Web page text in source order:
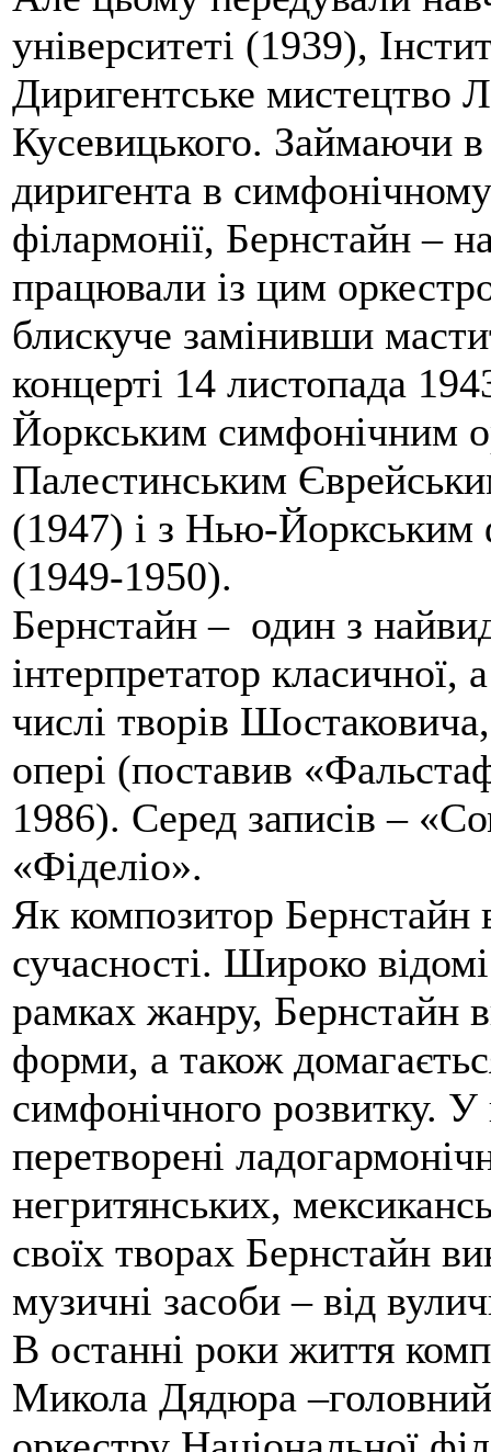
університеті (1939),
Диригентське мистецтво
Кусевицького. Займаючи
диригента в
філармонії, Бернстайн –
працювали із цим
блискуче замінивши
концерті 14 листопада
Йоркським симфонічним
Палестинським
(1947) і з Нью-Йоркським
(1949-1950).
Бернстайн – один з
інтерпретатор
числі творів
опері (поставив
1986). Серед записів –
«Фіделіо».
Як композитор Бернстайн
сучасності. Широко
рамках жанру, Бернстайн
форми, а також
симфонічного розвитку.
перетворені
негритянських,
своїх творах Бернстайн
музичні засоби – від
В останні роки життя
Микола Дядюра